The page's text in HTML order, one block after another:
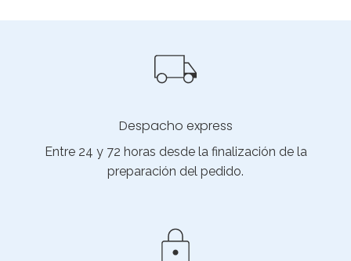
Despacho express
Entre 24 y 72 horas desde la finalización de la
preparación del pedido.